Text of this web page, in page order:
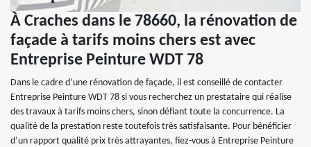
À Craches dans le 78660, la rénovation de
façade à tarifs moins chers est avec
Entreprise Peinture WDT 78
Dans le cadre d’une rénovation de façade, il est conseillé de contacter
Entreprise Peinture WDT 78 si vous recherchez un prestataire qui réalise
des travaux à tarifs moins chers, sinon défiant toute la concurrence. La
qualité de la prestation reste toutefois très satisfaisante. Pour bénéficier
d’un rapport qualité prix très attrayantes, fiez-vous à Entreprise Peinture